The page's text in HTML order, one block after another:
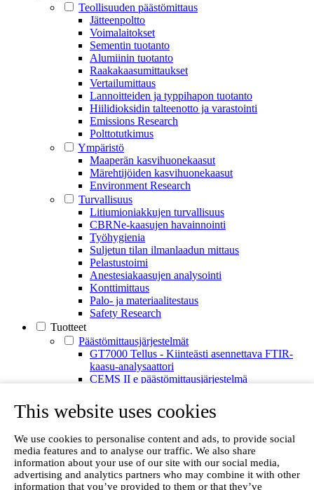
This website uses cookies
We use cookies to personalise content and ads, to provide social
media features and to analyse our traffic. We also share
information about your use of our site with our social media,
advertising and analytics partners who may combine it with other
information that you’ve provided to them or that they’ve
Teollisuuden päästömittaus
Jätteenpoltto
Voimalaitokset
Sementin tuotanto
Alumiinin tuotanto
Raakakaasumittaukset
Vertailumittaus
Lannoitteiden ja typpihapon tuotanto
Hiilidioksidin talteenotto ja varastointi
Emissions Research
Polttotutkimus
Ympäristö
Maaperän kasvihuonekaasut
Märehtijöiden kasvihuonekaasut
Environment Research
Turvallisuus
Litiumioniakkujen turvallisuus
CBRNe-kaasujen havainnointi
Työhygienia
Suljetun tilan ilmanlaadun mittaus
Pelastustoimi
Anestesiakaasujen analysointi
Konttimittaus
Palo- ja materiaalitestaus
Safety Research
Tuotteet
Päästömittausjärjestelmät
GT7000 Tellus - Kiinteästi asennettava FTIR-
kaasu-analysaattori
CEMS II e päästömittausjärjestelmä
GT90 Dioxin+ dioksiininäytteenottojärjestelmä
CX4000
Monipistenäytteenoton järjestelmä
Happianalysaattori
GFID-analysaattori
Kannettavat kaasuanalysaattorit